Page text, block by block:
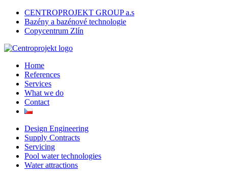
CENTROPROJEKT GROUP a.s
Bazény a bazénové technologie
Copycentrum Zlín
Home
References
Services
What we do
Contact
Design Engineering
Supply Contracts
Servicing
Pool water technologies
Water attractions